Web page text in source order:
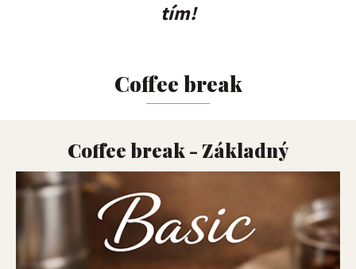
tím!
Coffee break
Coffee break - Základný